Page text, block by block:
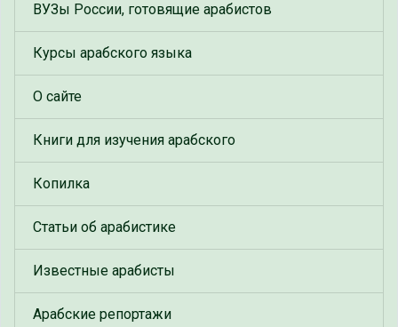
ВУЗы России, готовящие арабистов
Курсы арабского языка
О сайте
Книги для изучения арабского
Копилка
Статьи об арабистике
Известные арабисты
Арабские репортажи